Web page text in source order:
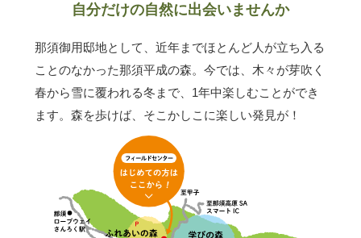
自分だけの自然に出会いませんか
那須御用邸地として、近年までほとんど人が立ち入る
ことのなかった那須平成の森。今では、木々が芽吹く
春から雪に覆われる冬まで、1年中楽しむことができ
ます。森を歩けば、そこかしこに楽しい発見が！